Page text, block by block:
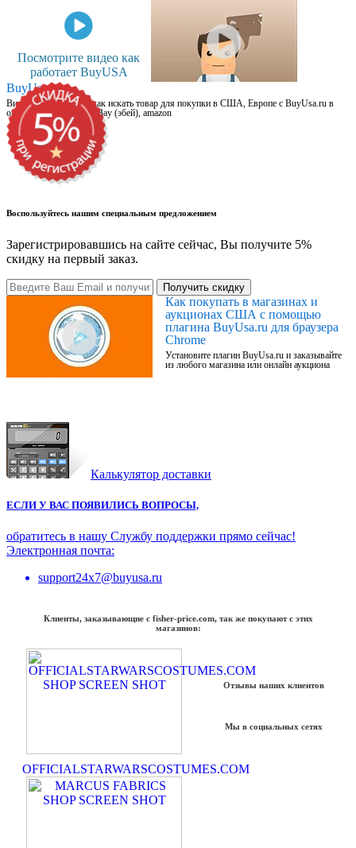
Посмотрите видео как
работает BuyUSA
BuyUsa.ru
Видео для новичков: как искать товар для покупки в США, Европе с BuyUsa.ru в
онлайн магазинах, на eBay (эбей), amazon
Воспользуйтесь нашим специальным предложением
Зарегистрировавшись на сайте сейчас, Вы получите 5%
скидку на первый заказ.
Получить скидку
Как покупать в магазинах и
аукционах США с помощью
плагина BuyUsa.ru для браузера
Chrome
Установите плагин BuyUsa.ru и заказывайте
из любого магазина или онлайн аукциона
Калькулятор доставки
ЕСЛИ У ВАС ПОЯВИЛИСЬ ВОПРОСЫ,
обратитесь в нашу Службу поддержки прямо сейчас!
Электронная почта:
support24x7@buyusa.ru
Клиенты, заказывающие с fisher-price.com, так же покупают с этих
магазинов:
OFFICIALSTARWARSCOSTUMES.COM
Отзывы наших клиентов
Мы в социальных сетях